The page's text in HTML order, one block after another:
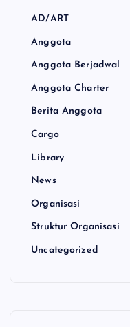
AD/ART
Anggota
Anggota Berjadwal
Anggota Charter
Berita Anggota
Cargo
Library
News
Organisasi
Struktur Organisasi
Uncategorized